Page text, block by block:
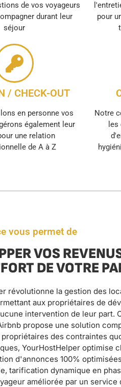
de vos voyageurs
durant leur
séjour
/ CHECK-OUT
en personne vos
également leur
une relation
de A à Z
pour
Notre
vous permet de
VOS
DE VOTRE
révolutionne la gestion des
aux propriétaires de
intervention de leur part.
propose une solution
des contraintes
YourHostHelper optimise
d'annonces 100%
tarification dynamique en
améliorée par un